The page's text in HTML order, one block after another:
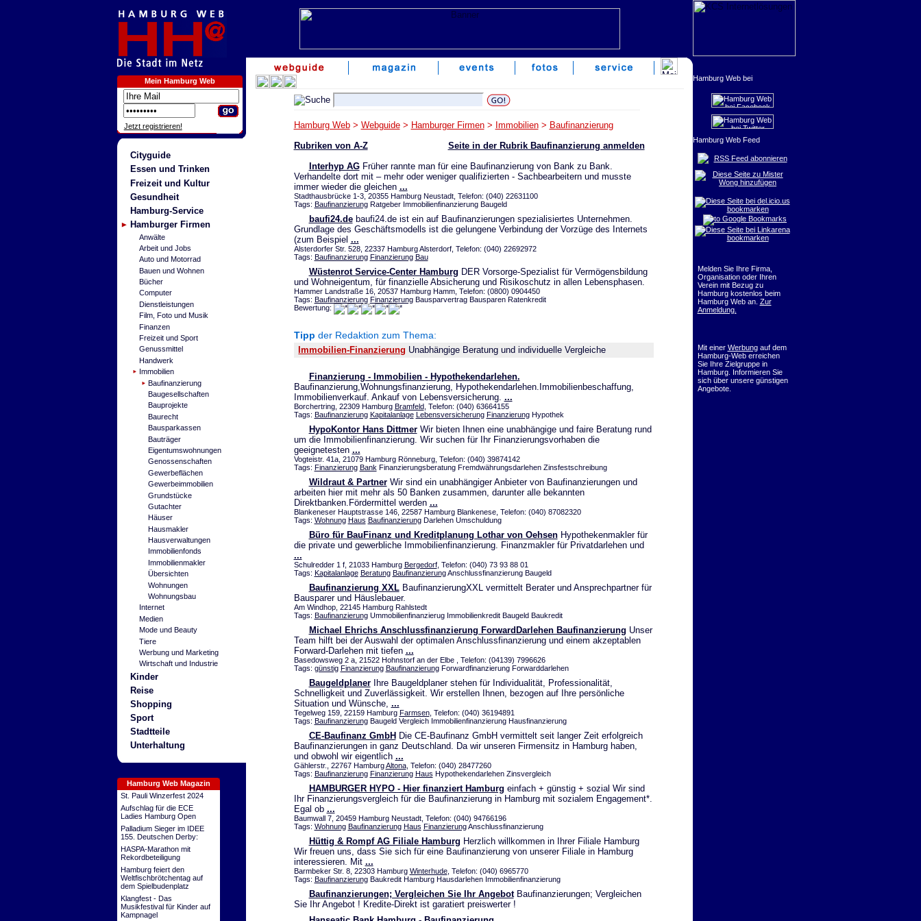
Mein Hamburg Web
Jetzt registrieren!
Cityguide
Essen und Trinken
Freizeit und Kultur
Gesundheit
Hamburg-Service
Hamburger Firmen
Anwälte
Arbeit und Jobs
Auto und Motorrad
Bauen und Wohnen
Bücher
Computer
Dienstleistungen
Film, Foto und Musik
Finanzen
Freizeit und Sport
Genussmittel
Handwerk
Immobilien
Baufinanzierung
Baugesellschaften
Bauprojekte
Baurecht
Bausparkassen
Bauträger
Eigentumswohnungen
Genossenschaften
Gewerbeflächen
Gewerbeimmobilien
Grundstücke
Gutachter
Häuser
Hausmakler
Hausverwaltungen
Immobilienfonds
Immobilienmakler
Übersichten
Wohnungen
Wohnungsbau
Internet
Medien
Mode und Beauty
Tiere
Werbung und Marketing
Wirtschaft und Industrie
Kinder
Reise
Shopping
Sport
Stadtteile
Unterhaltung
Hamburg Web Magazin
St. Pauli Winzerfest 2024
Aufschlag für die ECE
Ladies Hamburg Open
Palladium Sieger im IDEE
155. Deutschen Derby:
HASPA-Marathon mit
Rekordbeteiligung
Hamburg feiert den
Weltfischbrötchentag auf
dem Spielbudenplatz
Klangfest - Das
Musikfestival für Kinder auf
Kampnagel
Hamburg Web> Webguide> Hamburger Firmen> Immobilien> Baufinanzierung
Rubriken von A-Z
Seite in der Rubrik Baufinanzierung anmelden
Interhyp AGFrüher rannte man für eine Baufinanzierung von Bank zu Bank.
Verhandelte dort mit – mehr oder weniger qualifizierten - Sachbearbeitern und musste
immer wieder die gleichen ...
Stadthausbrücke 1-3, 20355 Hamburg Neustadt, Telefon: (040) 22631100
Tags: BaufinanzierungRatgeber Immobilienfinanzierung Baugeld
baufi24.debaufi24.de ist ein auf Baufinanzierungen spezialisiertes Unternehmen.
Grundlage des Geschäftsmodells ist die gelungene Verbindung der Vorzüge des Internets
(zum Beispiel ...
Alsterdorfer Str. 528, 22337 Hamburg Alsterdorf, Telefon: (040) 22692972
Tags: Baufinanzierung Finanzierung Bau
Wüstenrot Service-Center Hamburg DER Vorsorge-Spezialist für Vermögensbildung
und Wohneigentum, für finanzielle Absicherung und Risikoschutz in allen Lebensphasen.
Hammer Landstraße 16, 20537 Hamburg Hamm, Telefon: (0800) 0904450
Tags: Baufinanzierung FinanzierungBausparvertrag Bausparen Ratenkredit
Bewertung:
Tipp der Redaktion zum Thema:
Immobilien-Finanzierung Unabhängige Beratung und individuelle Vergleiche
Finanzierung - Immobilien - Hypothekendarlehen.
Baufinanzierung,Wohnungsfinanzierung, Hypothekendarlehen.Immobilienbeschaffung,
Immobilienverkauf. Ankauf von Lebensversicherung. ...
Borchertring, 22309 Hamburg Bramfeld, Telefon: (040) 63664155
Tags: Baufinanzierung Kapitalanlage Lebensversicherung FinanzierungHypothek
HypoKontor Hans DittmerWir bieten Ihnen eine unabhängige und faire Beratung rund
um die Immobilienfinanzierung. Wir suchen für Ihr Finanzierungsvorhaben die
geeignetesten ...
Vogteistr. 41a, 21079 Hamburg Rönneburg, Telefon: (040) 39874142
Tags: Finanzierung BankFinanzierungsberatung Fremdwährungsdarlehen Zinsfestschreibung
Wildraut & PartnerWir sind ein unabhängiger Anbieter von Baufinanzierungen und
arbeiten hier mit mehr als 50 Banken zusammen, darunter alle bekannten
Direktbanken.Fördermittel werden ...
Blankeneser Hauptstrasse 146, 22587 Hamburg Blankenese, Telefon: (040) 87082320
Tags: Wohnung Haus BaufinanzierungDarlehen Umschuldung
Büro für BauFinanz und Kreditplanung Lothar von OehsenHypothekenmakler für
die private und gewerbliche Immobilienfinanzierung. Finanzmakler für Privatdarlehen und
...
Schulredder 1 f, 21033 Hamburg Bergedorf, Telefon: (040) 73 93 88 01
Tags: Kapitalanlage Beratung BaufinanzierungAnschlussfinanzierung Baugeld
Baufinanzierung XXLBaufinanzierungXXL vermittelt Berater und Ansprechpartner für
Bausparer und Häuslebauer.
Am Windhop, 22145 Hamburg Rahlstedt
Tags: BaufinanzierungUmmobilienfinanzierug Immobilienkredit Baugeld Baukredit
Michael Ehrichs Anschlussfinanzierung ForwardDarlehen Baufinanzierung Unser
Team hilft bei der Auswahl der optimalen Anschlussfinanzierung und einem akzeptablen
Forward-Darlehen mit tiefen ...
Basedowsweg 2 a, 21522 Hohnstorf an der Elbe , Telefon: (04139) 7996626
Tags: günstig Finanzierung BaufinanzierungForwardfinanzierung Forwarddarlehen
BaugeldplanerIhre Baugeldplaner stehen für Individualität, Professionalität,
Schnelligkeit und Zuverlässigkeit. Wir erstellen Ihnen, bezogen auf Ihre persönliche
Situation und Wünsche, ...
Tegelweg 159, 22159 Hamburg Farmsen, Telefon: (040) 36194891
Tags: BaufinanzierungBaugeld Vergleich Immobilienfinanzierung Hausfinanzierung
CE-Baufinanz GmbH Die CE-Baufinanz GmbH vermittelt seit langer Zeit erfolgreich
Baufinanzierungen in ganz Deutschland. Da wir unseren Firmensitz in Hamburg haben,
und obwohl wir eigentlich ...
Gählerstr., 22767 HamburgAltona, Telefon: (040) 28477260
Tags: Baufinanzierung Finanzierung Haus Hypothekendarlehen Zinsvergleich
HAMBURGER HYPO - Hier finanziert Hamburg einfach + günstig + sozial Wir sind
Ihr Finanzierungsvergleich für die Baufinanzierung in Hamburg mit sozialem Engagement*.
Egal ob ...
Baumwall 7, 20459 Hamburg Neustadt, Telefon: (040) 94766196
Tags: Wohnung Baufinanzierung Haus FinanzierungAnschlussfinanzierung
Hüttig & Rompf AG Filiale Hamburg Herzlich willkommen in Ihrer Filiale Hamburg
Wir freuen uns, dass Sie sich für eine Baufinanzierung von unserer Filiale in Hamburg
interessieren. Mit ...
Barmbeker Str. 8, 22303 Hamburg Winterhude, Telefon: (040) 6965770
Tags: BaufinanzierungBaukredit Hamburg Hausdarlehen Immobilienfinanzierung
Baufinanzierungen; Vergleichen Sie Ihr AngebotBaufinanzierungen; Vergleichen
Sie Ihr Angebot ! Kredite-Direkt ist garatiert preiswerter !
RSS Feed abonnieren
Melden Sie Ihre Firma,
Organisation oder Ihren
Verein mit Bezug zu
Hamburg kostenlos beim
Hamburg Web an. Zur
Anmeldung.
Mit einer Werbungauf dem
Hamburg-Web erreichen
Sie Ihre Zielgruppe in
Hamburg. Informieren Sie
sich über unsere günstigen
Angebote.